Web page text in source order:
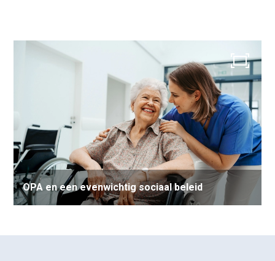
OPA en een evenwichtig sociaal beleid